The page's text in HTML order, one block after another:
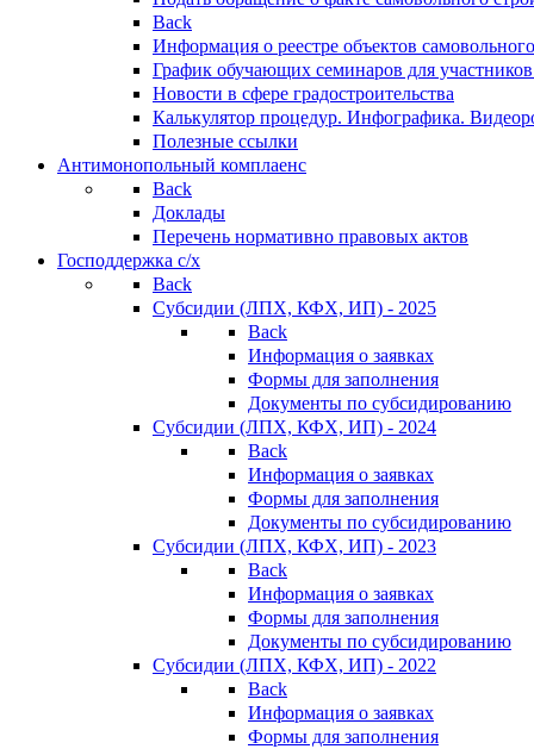
Back
Информация о реестре объектов
График обучающих семинаров для участников
Новости в сфере градостроительства
Калькулятор процедур. Инфографика.
Полезные ссылки
Антимонопольный комплаенс
Back
Доклады
Перечень нормативно правовых актов
Господдержка с/х
Back
Субсидии (ЛПХ, КФХ, ИП) - 2025
Back
Информация о заявках
Формы для заполнения
Документы по субсидированию
Субсидии (ЛПХ, КФХ, ИП) - 2024
Back
Информация о заявках
Формы для заполнения
Документы по субсидированию
Субсидии (ЛПХ, КФХ, ИП) - 2023
Back
Информация о заявках
Формы для заполнения
Документы по субсидированию
Субсидии (ЛПХ, КФХ, ИП) - 2022
Back
Информация о заявках
Формы для заполнения